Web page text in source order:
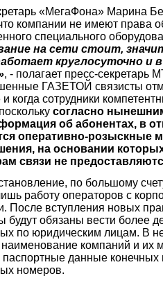
«МегаФона» Марина
компании не имеют права
специального
на сети стоит,
круглосуточно и
, - полагает пресс-
ГАЗЕТОЙ связисты
и когда сотрудники
согласно
об абонентах, в
оперативно-розыскные
на основании
связи не
по большому
работу операторов с
После вступления новых
будут обязаны вести более
по юридическим лицам. В
наименование компаний и их
данные конечных
номеров.